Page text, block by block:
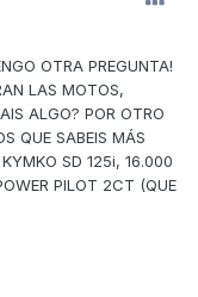
OTRA PREGUNTA!
LAS MOTOS,
ALGO? POR OTRO
QUE SABEIS MÁS
SD 125i, 16.000
PILOT 2CT (QUE